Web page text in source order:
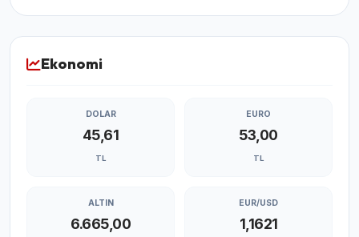
Ekonomi
DOLAR
45,61
TL
EURO
53,00
TL
ALTIN
6.665,00
EUR/USD
1,1621